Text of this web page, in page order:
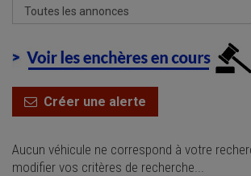
Créer une alerte
Aucun véhicule ne correspond à votre
modifier vos critères de recherche...